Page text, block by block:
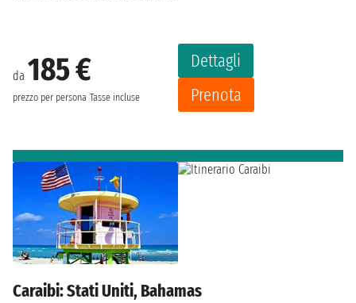
da 185 €
prezzo per persona Tasse incluse
Dettagli
Prenota
Caraibi: Stati Uniti, Bahamas